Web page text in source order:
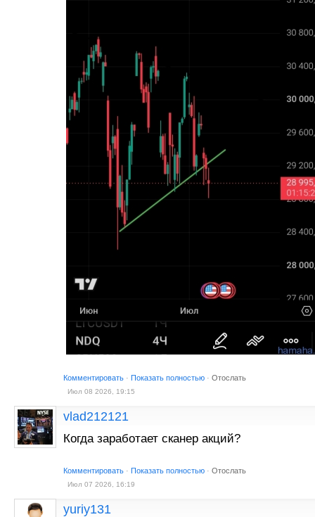
Комментировать · Показать полностью · Отослать
Июл 08 2026, 19:15
vlad212121
Когда заработает сканер акций?
Комментировать · Показать полностью · Отослать
Июл 07 2026, 16:19
yuriy131